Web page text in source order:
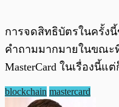
การจดสิทธิบัตรในครั้งนี้
คำถามมากมายในขณะ
MasterCard ในเรื่องนี้
blockchain mastercard